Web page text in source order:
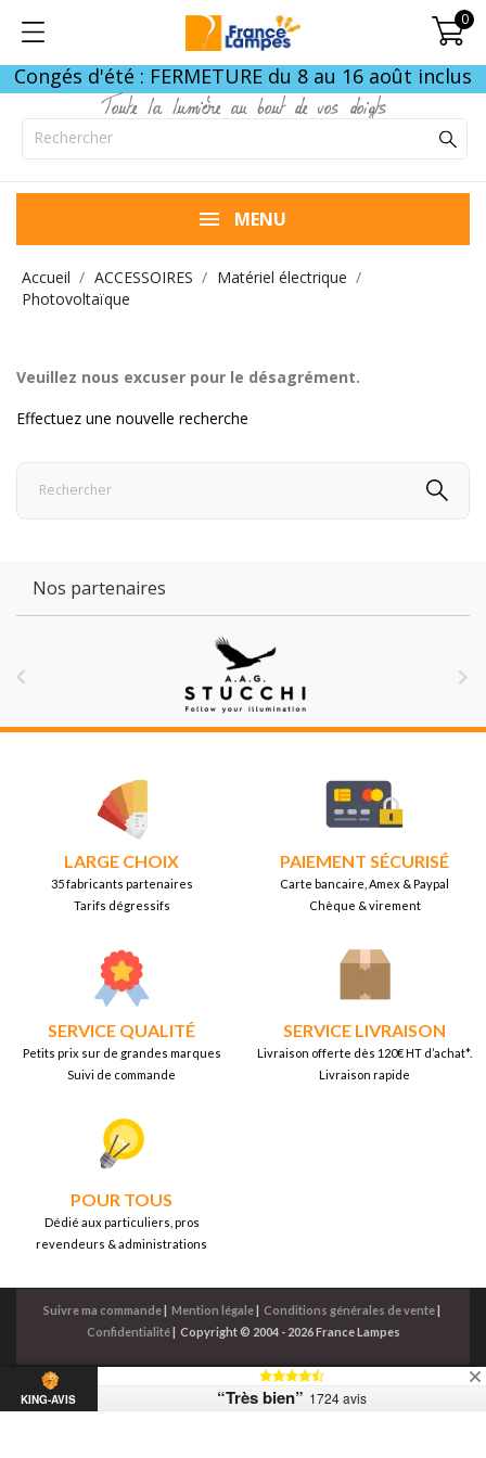
0
Congés d'été : FERMETURE du 8 au 16 août inclus
Toute la lumière au bout de vos doigts
MENU
Accueil ACCESSOIRES
Matériel électrique
Photovoltaïque
Veuillez nous excuser pour le désagrément.
Effectuez une nouvelle recherche
Nos partenaires
 
LARGE CHOIX
35 fabricants partenaires
Tarifs dégressifs
PAIEMENT SÉCURISÉ
Carte bancaire, Amex & Paypal
Chèque & virement
SERVICE QUALITÉ
Petits prix sur de grandes marques
Suivi de commande
SERVICE LIVRAISON
Livraison offerte dès 120€ HT d’achat*.
Livraison rapide
POUR TOUS
Dédié aux particuliers, pros
revendeurs & administrations
Suivre ma commande| Mention légale| Conditions générales de vente|
Confidentialité| Copyright © 2004 - 2026 France Lampes
KING-AVIS “Très bien” 1724 avis